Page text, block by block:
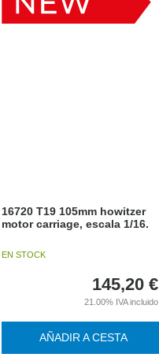
16720 T19 105mm howitzer
motor carriage, escala 1/16.
EN STOCK
145,20 €
21.00% IVA incluido
AÑADIR A CESTA